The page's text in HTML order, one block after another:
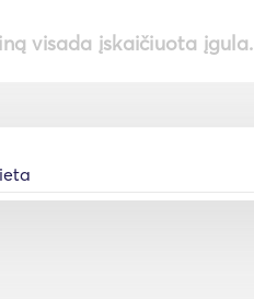
visada įskaičiuota įgula.